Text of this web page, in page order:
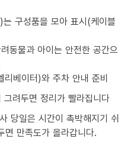
구성품을 모아 표시(케이블
동물과 아이는 안전한 공간으
베이터)와 주차 안내 준비
려두면 정리가 빨라집니다
당일은 시간이 촉박해지기 쉬
면 만족도가 올라갑니다.